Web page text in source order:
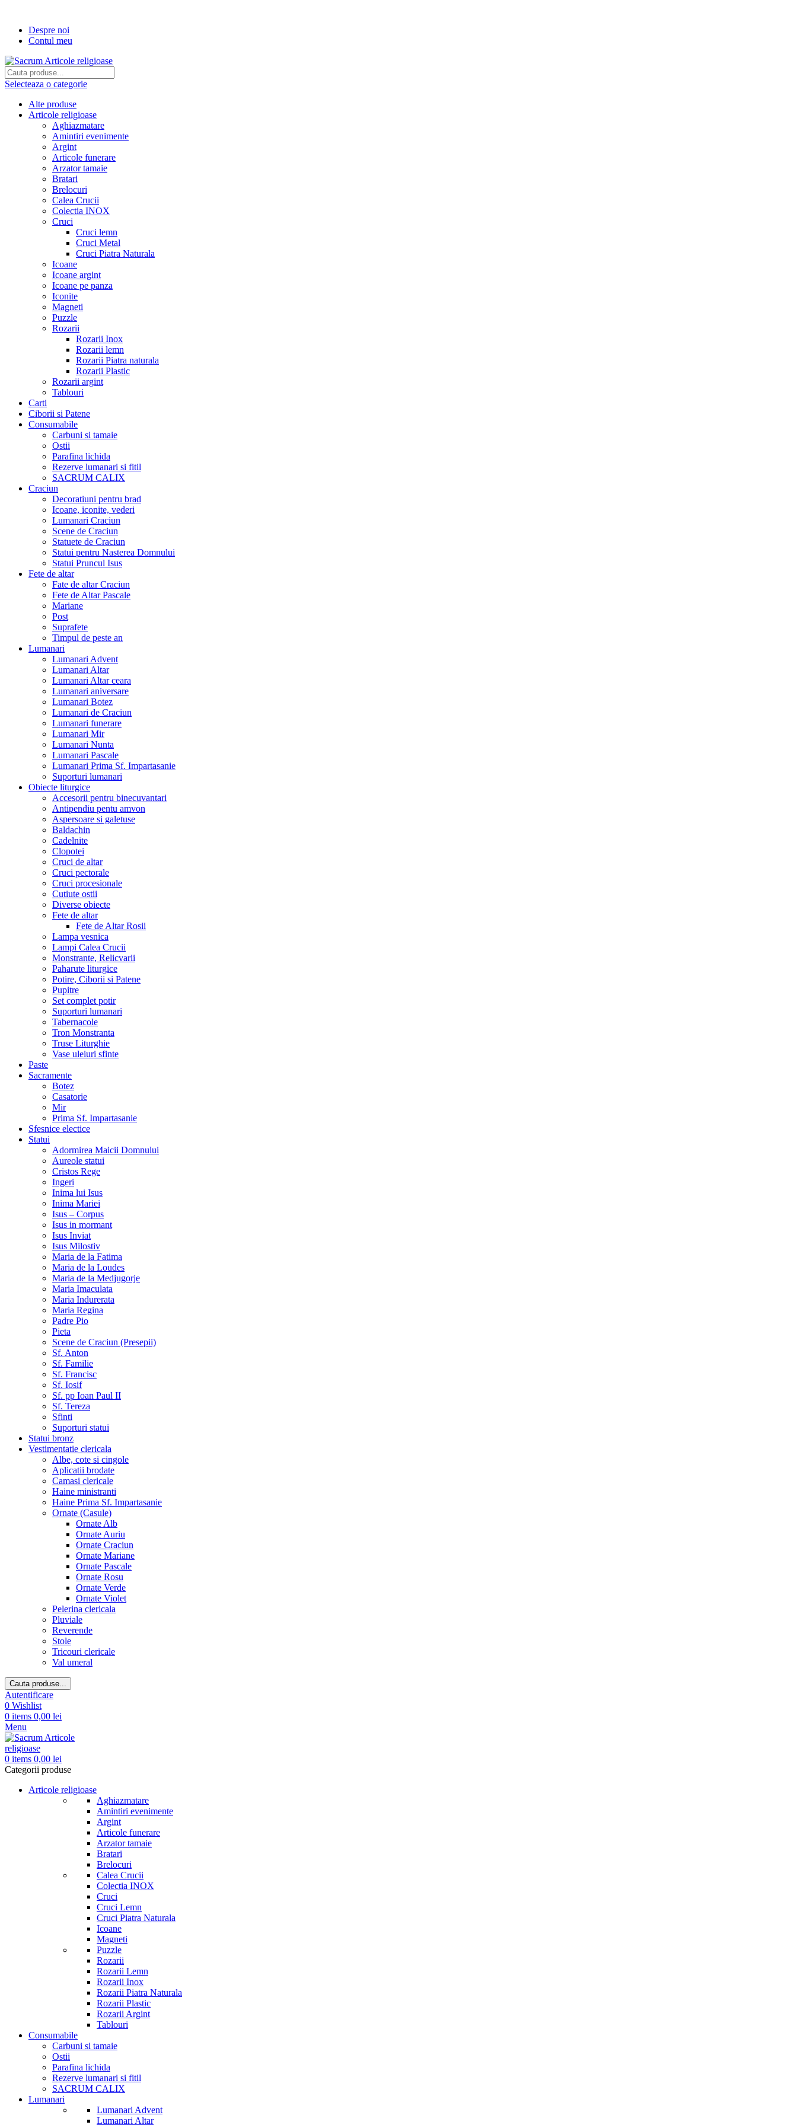
Despre noi
Contul meu
Selecteaza o categorie
Alte produse
Articole religioase
Aghiazmatare
Amintiri evenimente
Argint
Articole funerare
Arzator tamaie
Bratari
Brelocuri
Calea Crucii
Colectia INOX
Cruci
Cruci lemn
Cruci Metal
Cruci Piatra Naturala
Icoane
Icoane argint
Icoane pe panza
Iconite
Magneti
Puzzle
Rozarii
Rozarii Inox
Rozarii lemn
Rozarii Piatra naturala
Rozarii Plastic
Rozarii argint
Tablouri
Carti
Ciborii si Patene
Consumabile
Carbuni si tamaie
Ostii
Parafina lichida
Rezerve lumanari si fitil
SACRUM CALIX
Craciun
Decoratiuni pentru brad
Icoane, iconite, vederi
Lumanari Craciun
Scene de Craciun
Statuete de Craciun
Statui pentru Nasterea Domnului
Statui Pruncul Isus
Fete de altar
Fate de altar Craciun
Fete de Altar Pascale
Mariane
Post
Suprafete
Timpul de peste an
Lumanari
Lumanari Advent
Lumanari Altar
Lumanari Altar ceara
Lumanari aniversare
Lumanari Botez
Lumanari de Craciun
Lumanari funerare
Lumanari Mir
Lumanari Nunta
Lumanari Pascale
Lumanari Prima Sf. Impartasanie
Suporturi lumanari
Obiecte liturgice
Accesorii pentru binecuvantari
Antipendiu pentu amvon
Aspersoare si galetuse
Baldachin
Cadelnite
Clopotei
Cruci de altar
Cruci pectorale
Cruci procesionale
Cutiute ostii
Diverse obiecte
Fete de altar
Fete de Altar Rosii
Lampa vesnica
Lampi Calea Crucii
Monstrante, Relicvarii
Paharute liturgice
Potire, Ciborii si Patene
Pupitre
Set complet potir
Suporturi lumanari
Tabernacole
Tron Monstranta
Truse Liturghie
Vase uleiuri sfinte
Paste
Sacramente
Botez
Casatorie
Mir
Prima Sf. Impartasanie
Sfesnice electice
Statui
Adormirea Maicii Domnului
Aureole statui
Cristos Rege
Ingeri
Inima lui Isus
Inima Mariei
Isus – Corpus
Isus in mormant
Isus Inviat
Isus Milostiv
Maria de la Fatima
Maria de la Loudes
Maria de la Medjugorje
Maria Imaculata
Maria Indurerata
Maria Regina
Padre Pio
Pieta
Scene de Craciun (Presepii)
Sf. Anton
Sf. Familie
Sf. Francisc
Sf. Iosif
Sf. pp Ioan Paul II
Sf. Tereza
Sfinti
Suporturi statui
Statui bronz
Vestimentatie clericala
Albe, cote si cingole
Aplicatii brodate
Camasi clericale
Haine ministranti
Haine Prima Sf. Impartasanie
Ornate (Casule)
Ornate Alb
Ornate Auriu
Ornate Craciun
Ornate Mariane
Ornate Pascale
Ornate Rosu
Ornate Verde
Ornate Violet
Pelerina clericala
Pluviale
Reverende
Stole
Tricouri clericale
Val umeral
Cauta produse...
Autentificare
0 Wishlist
0 items 0,00 lei
Menu
0 items 0,00 lei
Categorii produse
Articole religioase
Aghiazmatare
Amintiri evenimente
Argint
Articole funerare
Arzator tamaie
Bratari
Brelocuri
Calea Crucii
Colectia INOX
Cruci
Cruci Lemn
Cruci Piatra Naturala
Icoane
Magneti
Puzzle
Rozarii
Rozarii Lemn
Rozarii Inox
Rozarii Piatra Naturala
Rozarii Plastic
Rozarii Argint
Tablouri
Consumabile
Carbuni si tamaie
Ostii
Parafina lichida
Rezerve lumanari si fitil
SACRUM CALIX
Lumanari
Lumanari Advent
Lumanari Altar